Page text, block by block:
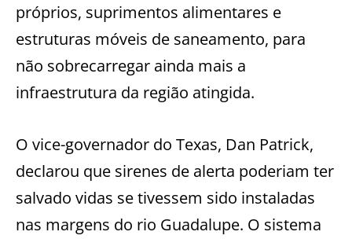
próprios, suprimentos alimentares e
estruturas móveis de saneamento, para
não sobrecarregar ainda mais a
infraestrutura da região atingida.
O vice-governador do Texas, Dan Patrick,
declarou que sirenes de alerta poderiam ter
salvado vidas se tivessem sido instaladas
nas margens do rio Guadalupe. O sistema